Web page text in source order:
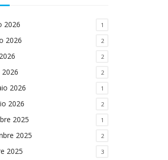
2026 1
2026 2
2
2
2026 1
2026 2
2025 1
2025 2
2025 3